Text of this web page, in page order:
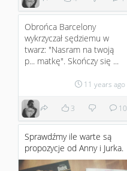
Obrońca Barcelony
wykrzyczał sędziemu w
twarz: "Nasram na twoją
p... matkę". Skończy się ...
11 years ago
3 10
Sprawdźmy ile warte są
propozycje od Anny i Jurka.